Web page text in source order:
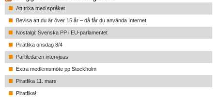
Att trixa med språket
Bevisa att du är över 15 år – då får du använda Internet
Nostalgi: Svenska PP i EU-parlamentet
Piratfika onsdag 8/4
Partiledaren intervjuas
Extra medlemsmöte pp Stockholm
Piratfika 11. mars
Piratfika!